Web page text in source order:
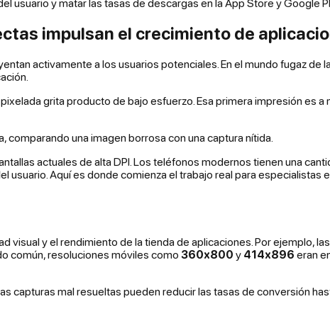
usuario y matar las tasas de descargas en la App Store y Google
impulsan el crecimiento de
activamente a los usuarios potenciales. En el mundo fugaz de
grita producto de bajo esfuerzo. Esa primera impresión es
actuales de alta DPI. Los teléfonos modernos tienen una
usuario. Aquí es donde comienza el trabajo real para
visual y el rendimiento de la tienda de aplicaciones. Por ejemplo,
común, resoluciones móviles como 360x800 y 414x896 eran
capturas mal resueltas pueden reducir las tasas de conversión